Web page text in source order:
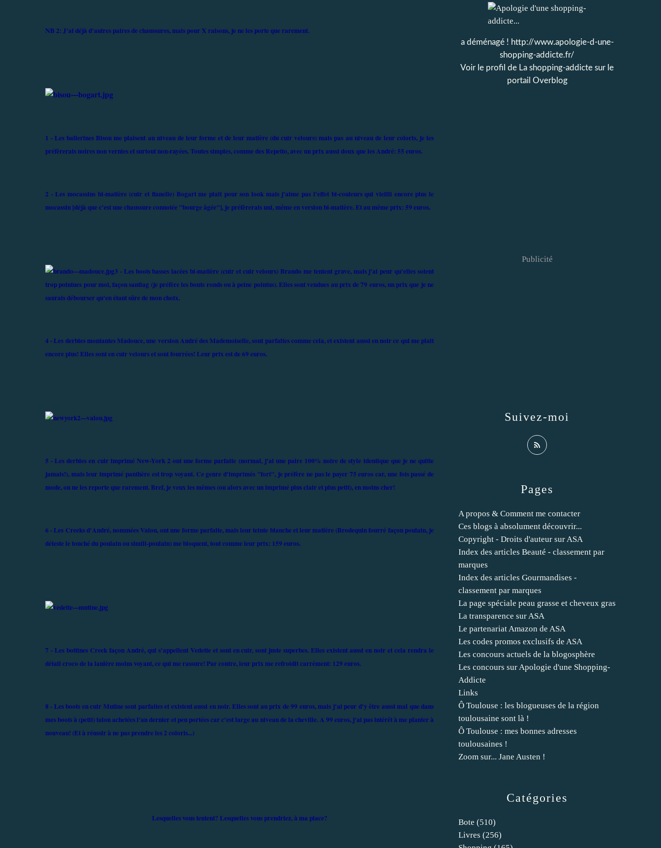
NB 2: J'ai déjà d'autres paires de chaussures, mais pour X raisons, je ne les porte que rarement.
1 - Les ballerines Bisou me plaisent au niveau de leur forme et de leur matière (du cuir velours) mais pas au niveau de leur coloris, je les
préfèrerais noires non vernies et surtout non-rayées. Toutes simples, comme des Repetto, avec un prix aussi doux que les André: 55 euros.
2 - Les mocassins bi-matière (cuir et flanelle) Bogart me plait pour son look mais j'aime pas l'effet bi-couleurs qui vieilli encore plus le
mocassin [déjà que c'est une chaussure connotée "bourge âgée"], je préfèrerais uni, même en version bi-matière. Et au même prix: 59 euros.
3 - Les boots basses lacées bi-matière (cuir et cuir velours) Brando me tentent grave, mais j'ai peur qu'elles soient
trop pointues pour moi, façon santiag (je préfère les bouts ronds ou à peine pointus). Elles sont vendues au prix de 79 euros, un prix que je ne
saurais débourser qu'en étant sûre de mon choix.
4 - Les derbies montantes Madouce, une version André des Mademoiselle, sont parfaites comme cela, et existent aussi en noir ce qui me plait
encore plus! Elles sont en cuir velours et sont fourrées! Leur prix est de 69 euros.
5 - Les derbies en cuir imprimé New-York 2 ont une forme parfaite (normal, j'ai une paire 100% noire de style identique que je ne quitte
jamais!), mais leur imprimé panthère est trop voyant. Ce genre d'imprimés "fort", je préfère ne pas le payer 75 euros car, une fois passé de
mode, on ne les reporte que rarement. Bref, je veux les mêmes (ou alors avec un imprimé plus clair et plus petit), en moins cher!
6 - Les Creeks d'André, nommées Valou, ont une forme parfaite, mais leur teinte blanche et leur matière (Brodequin fourré façon poulain, je
déteste le touché du poulain ou simili-poulain) me bloquent, tout comme leur prix: 159 euros.
7 - Les bottines Creek façon André, qui s'appellent Vedette et sont en cuir, sont juste superbes. Elles existent aussi en noir et cela rendra le
détail croco de la lanière moins voyant, ce qui me rassure! Par contre, leur prix me refroidit carrément: 129 euros.
8 - Les boots en cuir Mutine sont parfaites et existent aussi en noir. Elles sont au prix de 99 euros, mais j'ai peur d'y être aussi mal que dans
mes boots à (petit) talon achetées l'an dernier et peu portées car c'est large au niveau de la cheville. A 99 euros, j'ai pas intérêt à me planter à
nouveau! (Et à réussir à ne pas prendre les 2 coloris...)
Lesquelles vous tentent? Lesquelles vous prendriez, à ma place?
Catégories
Bote (510)
Livres (256)
Pages
A propos & Comment me contacter
Ces blogs à absolument découvrir...
Copyright - Droits d'auteur sur ASA
Index des articles Beauté - classement par
marques
Index des articles Gourmandises -
classement par marques
La page spéciale peau grasse et cheveux gras
La transparence sur ASA
Le partenariat Amazon de ASA
Les codes promos exclusifs de ASA
Les concours actuels de la blogosphère
Les concours sur Apologie d'une Shopping-
Addicte
Links
Ô Toulouse : les blogueuses de la région
toulousaine sont là !
Ô Toulouse : mes bonnes adresses
toulousaines !
Zoom sur... Jane Austen !
a déménagé ! http://www.apologie-d-une-
shopping-addicte.fr/
Voir le profil de La shopping-addicte sur le
portail Overblog
Suivez-moi
Publicité